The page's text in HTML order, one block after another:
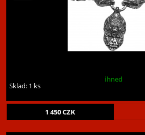
ihned
Sklad: 1 ks
1 450CZK